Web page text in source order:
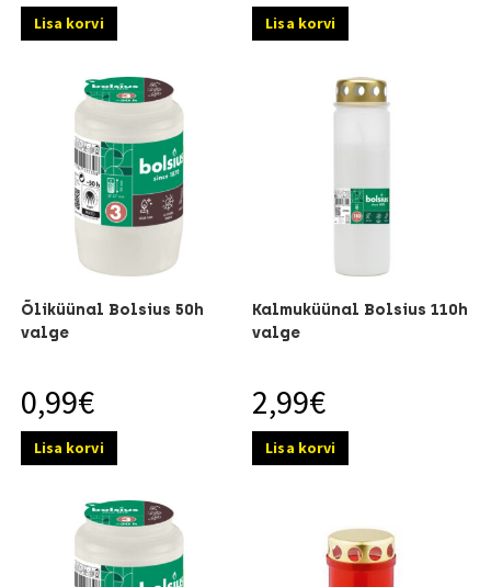
Lisa korvi Lisa korvi
Õliküünal Bolsius 50h
valge
0,99€
Lisa korvi
Kalmuküünal Bolsius 110h
valge
2,99€
Lisa korvi